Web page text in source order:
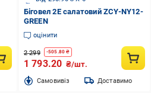
Біговел 2E салатовий ZCY-NY12-
GREEN
оцінити
2 299 -505.80 ₴
1 793.20 ₴/шт.
Cамовивіз Доставимо